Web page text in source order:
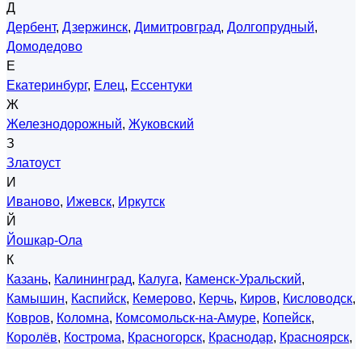
Д
Дербент, Дзержинск, Димитровград, Долгопрудный,
Домодедово
Е
Екатеринбург, Елец, Ессентуки
Ж
Железнодорожный, Жуковский
З
Златоуст
И
Иваново, Ижевск, Иркутск
Й
Йошкар-Ола
К
Казань, Калининград, Калуга, Каменск-Уральский,
Камышин, Каспийск, Кемерово, Керчь, Киров, Кисловодск,
Ковров, Коломна, Комсомольск-на-Амуре, Копейск,
Королёв, Кострома, Красногорск, Краснодар, Красноярск,